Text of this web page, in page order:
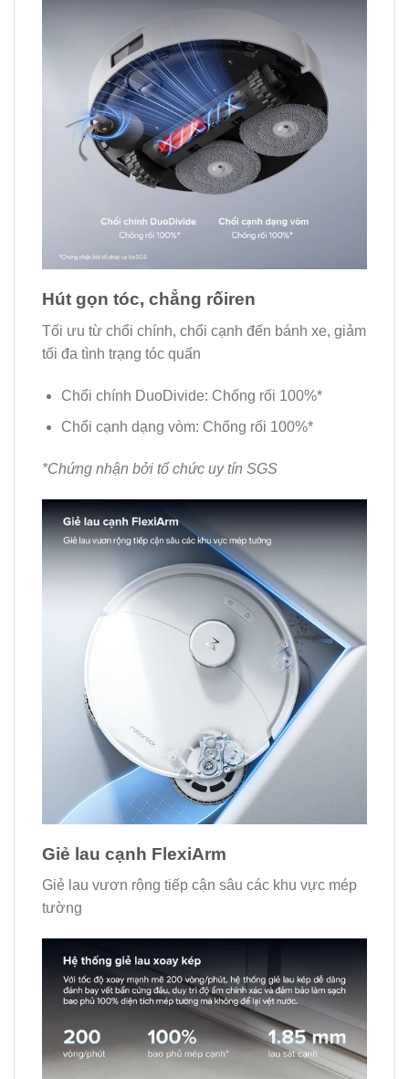
Hút gọn tóc, chẳng rốiren
Tối ưu từ chổi chính, chổi cạnh đến bánh xe, giảm
tối đa tình trạng tóc quấn
Chổi chính DuoDivide: Chống rối 100%*
Chổi cạnh dạng vòm: Chống rối 100%*
*Chứng nhận bởi tổ chức uy tín SGS
Giẻ lau cạnh FlexiArm
Giẻ lau vươn rộng tiếp cận sâu các khu vực mép
tường